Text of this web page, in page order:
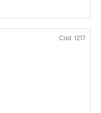
Cod: 1217